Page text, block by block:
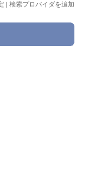
| 検索プロバイダを追加